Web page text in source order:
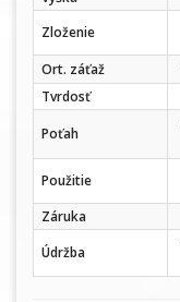
Zloženie
Ort. záťaž
Tvrdosť
Poťah
Použitie
Záruka
Údržba